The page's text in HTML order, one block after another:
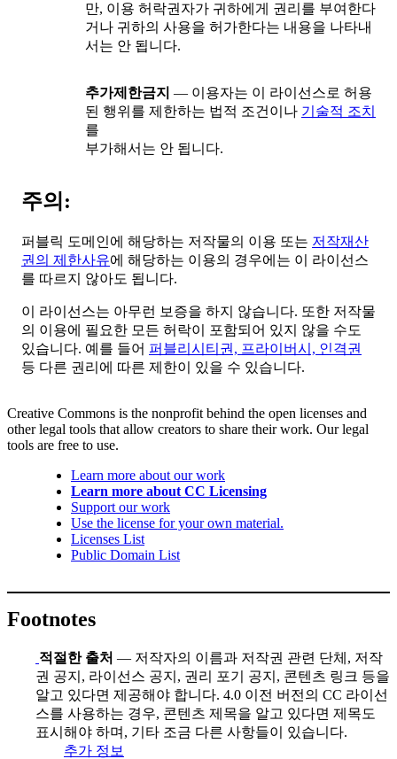
만, 이용 허락권자가 귀하에게 권리를 부여한다
거나 귀하의 사용을 허가한다는 내용을 나타내
서는 안 됩니다.
추가제한금지 — 이용자는 이 라이선스로 허용
된 행위를 제한하는 법적 조건이나 기술적 조치
를
부가해서는 안 됩니다.
주의:
퍼블릭 도메인에 해당하는 저작물의 이용 또는 저작재산
권의 제한사유에 해당하는 이용의 경우에는 이 라이선스
를 따르지 않아도 됩니다.
이 라이선스는 아무런 보증을 하지 않습니다. 또한 저작물
의 이용에 필요한 모든 허락이 포함되어 있지 않을 수도
있습니다. 예를 들어 퍼블리시티권, 프라이버시, 인격권
등 다른 권리에 따른 제한이 있을 수 있습니다.
Creative Commons is the nonprofit behind the open licenses and
other legal tools that allow creators to share their work. Our legal
tools are free to use.
Learn more about our work
Learn more about CC Licensing
Support our work
Use the license for your own material.
Licenses List
Public Domain List
Footnotes
적절한 출처 — 저작자의 이름과 저작권 관련 단체, 저작
권 공지, 라이선스 공지, 권리 포기 공지, 콘텐츠 링크 등을
알고 있다면 제공해야 합니다. 4.0 이전 버전의 CC 라이선
스를 사용하는 경우, 콘텐츠 제목을 알고 있다면 제목도
표시해야 하며, 기타 조금 다른 사항들이 있습니다.
추가 정보